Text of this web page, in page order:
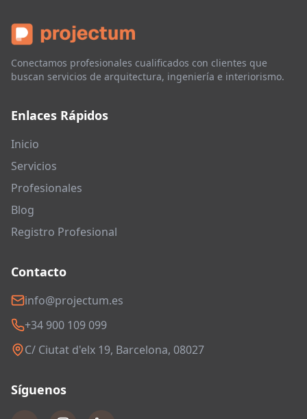
Conectamos profesionales cualificados con clientes que
buscan servicios de arquitectura, ingeniería e interiorismo.
Enlaces Rápidos
Inicio
Servicios
Profesionales
Blog
Registro Profesional
Contacto
info@projectum.es
+34 900 109 099
C/ Ciutat d'elx 19, Barcelona, 08027
Síguenos